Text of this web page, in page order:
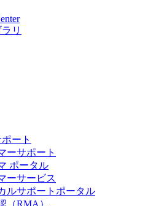
リ
ート
ーサポート
ポータル
ーサービス
ルサポートポータル